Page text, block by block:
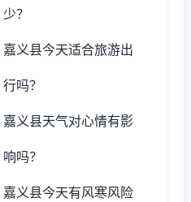
少？
嘉义县今天适合旅游出
行吗？
嘉义县天气对心情有影
响吗？
嘉义县今天有风寒风险